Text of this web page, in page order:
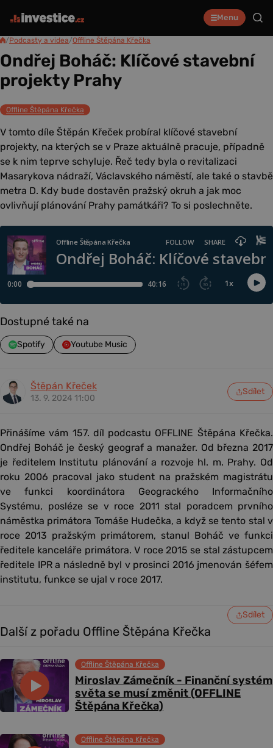
Menu
/Podcasty a videa/Offline Štěpána Křečka
Ondřej Boháč: Klíčové stavební
projekty Prahy
Offline Štěpána Křečka
V tomto díle Štěpán Křeček probíral klíčové stavební
projekty, na kterých se v Praze aktuálně pracuje, případně
se k nim teprve schyluje. Řeč tedy byla o revitalizaci
Masarykova nádraží, Václavského náměstí, ale také o stavbě
metra D. Kdy bude dostavěn pražský okruh a jak moc
ovlivňují plánování Prahy památkáři? To si poslechněte.
Dostupné také na
Spotify Youtube Music
Štěpán Křeček
13. 9. 2024 11:00
Sdílet
Přinášíme vám 157. díl podcastu OFFLINE Štěpána Křečka.
Ondřej Boháč je český geograf a manažer. Od března 2017
je ředitelem Institutu plánování a rozvoje hl. m. Prahy. Od
roku 2006 pracoval jako student na pražském magistrátu
ve funkci koordinátora Geograckého Informačního
Systému, posléze se v roce 2011 stal poradcem prvního
náměstka primátora Tomáše Hudečka, a když se tento stal v
roce 2013 pražským primátorem, stanul Boháč ve funkci
ředitele kanceláře primátora. V roce 2015 se stal zástupcem
ředitele IPR a následně byl v prosinci 2016 jmenován šéfem
institutu, funkce se ujal v roce 2017.
Sdílet
Další z pořadu Offline Štěpána Křečka
Miroslav Zámečník - Finanční systém
světa se musí změnit (OFFLINE
Štěpána Křečka)
Offline Štěpána Křečka
Offline Štěpána Křečka